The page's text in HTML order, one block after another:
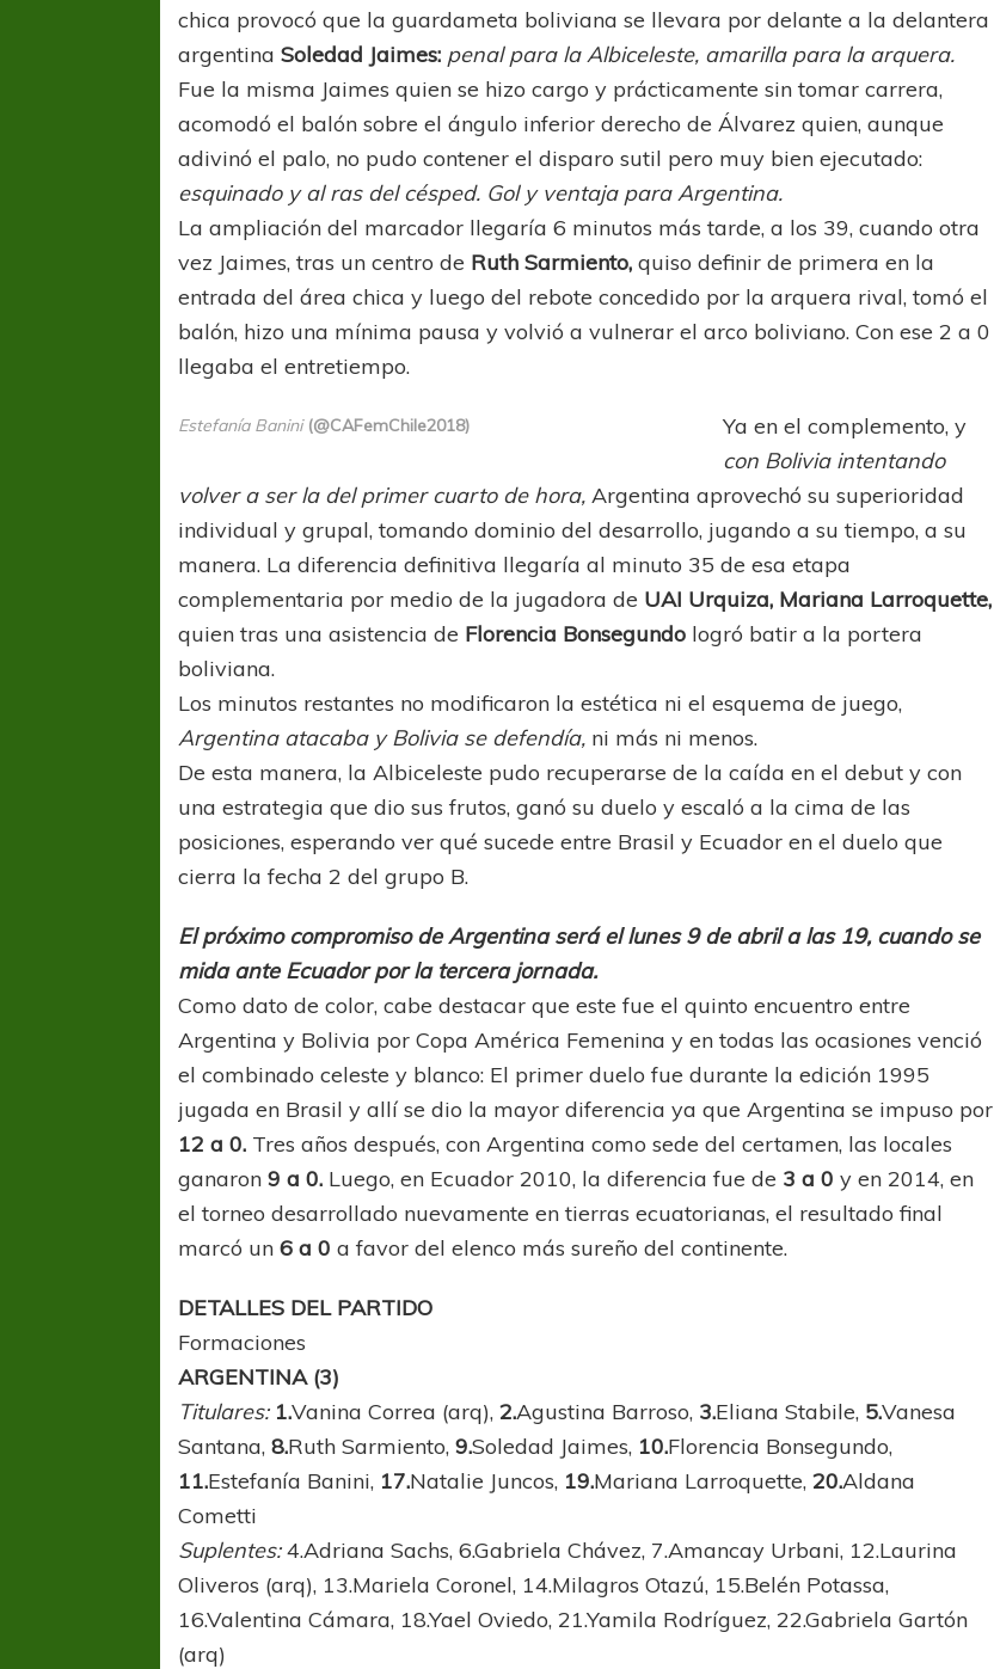
chica provocó que la guardameta boliviana se llevara por delante a la delantera
argentina Soledad Jaimes: penal para la Albiceleste, amarilla para la arquera.
Fue la misma Jaimes quien se hizo cargo y prácticamente sin tomar carrera,
acomodó el balón sobre el ángulo inferior derecho de Álvarez quien, aunque
adivinó el palo, no pudo contener el disparo sutil pero muy bien ejecutado:
esquinado y al ras del césped. Gol y ventaja para Argentina.
La ampliación del marcador llegaría 6 minutos más tarde, a los 39, cuando otra
vez Jaimes, tras un centro de Ruth Sarmiento, quiso definir de primera en la
entrada del área chica y luego del rebote concedido por la arquera rival, tomó el
balón, hizo una mínima pausa y volvió a vulnerar el arco boliviano. Con ese 2 a 0
llegaba el entretiempo.
Estefanía Banini (@CAFemChile2018)
Ya en el complemento, y
con Bolivia intentando
volver a ser la del primer cuarto de hora, Argentina aprovechó su superioridad
individual y grupal, tomando dominio del desarrollo, jugando a su tiempo, a su
manera. La diferencia definitiva llegaría al minuto 35 de esa etapa
complementaria por medio de la jugadora de UAI Urquiza, Mariana Larroquette,
quien tras una asistencia de Florencia Bonsegundo logró batir a la portera
boliviana.
Los minutos restantes no modificaron la estética ni el esquema de juego,
Argentina atacaba y Bolivia se defendía, ni más ni menos.
De esta manera, la Albiceleste pudo recuperarse de la caída en el debut y con
una estrategia que dio sus frutos, ganó su duelo y escaló a la cima de las
posiciones, esperando ver qué sucede entre Brasil y Ecuador en el duelo que
cierra la fecha 2 del grupo B.
El próximo compromiso de Argentina será el lunes 9 de abril a las 19, cuando se
mida ante Ecuador por la tercera jornada.
Como dato de color, cabe destacar que este fue el quinto encuentro entre
Argentina y Bolivia por Copa América Femenina y en todas las ocasiones venció
el combinado celeste y blanco: El primer duelo fue durante la edición 1995
jugada en Brasil y allí se dio la mayor diferencia ya que Argentina se impuso por
12 a 0. Tres años después, con Argentina como sede del certamen, las locales
ganaron9 a 0. Luego, en Ecuador 2010, la diferencia fue de 3 a 0 y en 2014, en
el torneo desarrollado nuevamente en tierras ecuatorianas, el resultado final
marcó un6 a 0 a favor del elenco más sureño del continente.
DETALLES DEL PARTIDO
Formaciones
ARGENTINA (3)
Titulares:1.Vanina Correa (arq),2.Agustina Barroso, 3.Eliana Stabile, 5.Vanesa
Santana,8.Ruth Sarmiento,9.Soledad Jaimes, 10.Florencia Bonsegundo,
11.Estefanía Banini, 17.Natalie Juncos, 19.Mariana Larroquette, 20.Aldana
Cometti
Suplentes:4.Adriana Sachs, 6.Gabriela Chávez, 7.Amancay Urbani, 12.Laurina
Oliveros (arq), 13.Mariela Coronel, 14.Milagros Otazú, 15.Belén Potassa,
16.Valentina Cámara, 18.Yael Oviedo, 21.Yamila Rodríguez, 22.Gabriela Gartón
(arq)
A pesar de la derrota Tigre avanzó a
Octavos de Final
Sur Defendido
UEFA CHAMPIONS LEAGUE